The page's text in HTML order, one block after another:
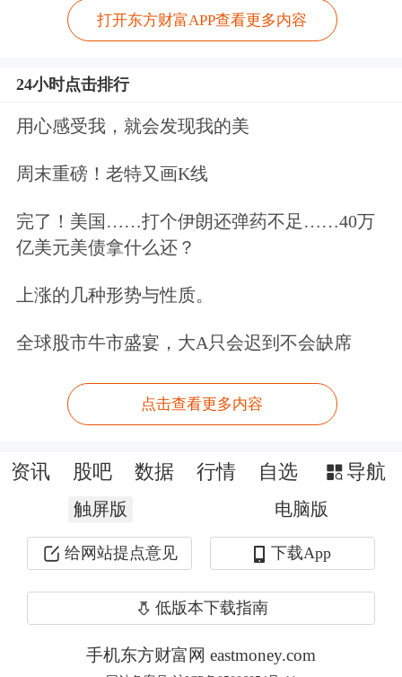
免责声明：本文基于AI生产，仅供参
险自担。东方财富
更多信息，与本平台立场无关。东方财
富力求但不保证数据的完全准确，如有
错漏请以中国证监会指定上市公司信息
披露媒体为准，东方财富不对因该资料
全部或部分内容而引致的盈亏承担任何
险，东方财富对此不作任何类型的担
及时上车>>
打开东方财富APP查看更多内容
24小时点击排行
用心感受我，就会发现我的美
周末重磅！老特又画K线
完了！美国……打个伊朗还弹药不足……40万
亿美元美债拿什么还？
上涨的几种形势与性质。
全球股市牛市盛宴，大A只会迟到不会缺席
点击查看更多内容
资讯 股吧 数据 行情 自选 导航
触屏版 电脑版
给网站提点意见 下载App
低版本下载指南
手机东方财富网 eastmoney.com